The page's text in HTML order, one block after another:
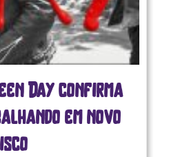
Day confirma
em novo